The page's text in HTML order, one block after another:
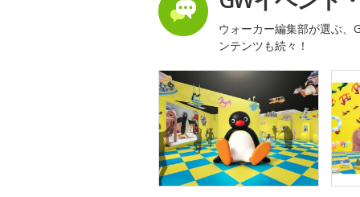
ウォーカー編集部が選ぶ、
ンテンツも続々！